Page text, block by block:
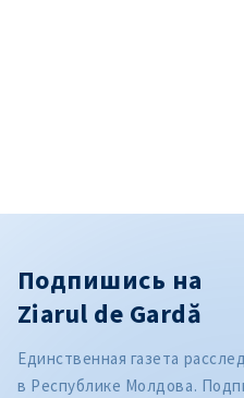
Подпишись на
Ziarul de Gardă
Единственная газета
в Республике Молдова.